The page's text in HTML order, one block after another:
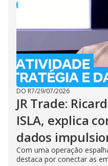
DO R7/29/07/2026
JR Trade:
ISLA, explica
dados
Com uma operação
destaca por conectar as